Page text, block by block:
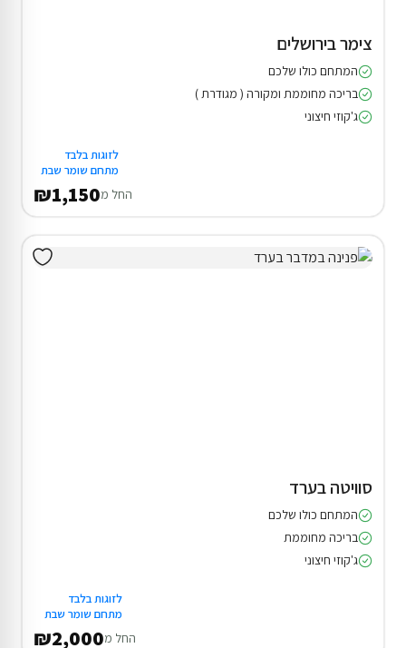
צימר בירושלים
המתחם כולו שלכם
בריכה מחוממת ומקורה ( מגודרת )
ג'קוזי חיצוני
לזוגות בלבד
מתחם שומר שבת
החל מ₪1,150
סוויטה בערד
המתחם כולו שלכם
בריכה מחוממת
ג'קוזי חיצוני
לזוגות בלבד
מתחם שומר שבת
החל מ₪2,000